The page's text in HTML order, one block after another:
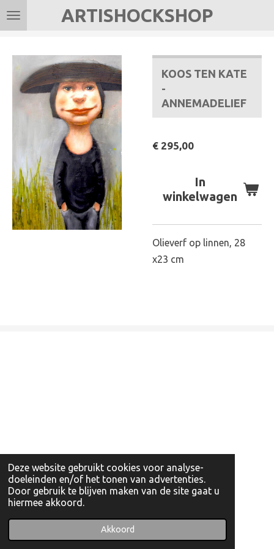
Deze website gebruikt cookies voor analyse-
doeleinden en/of het tonen van advertenties.
Door gebruik te blijven maken van de site gaat u
hiermee akkoord.
Akkoord
Ga
direct
hoofdinhoud
ARTISHOCKSHOP
KOOS TEN KATE
-
ANNEMADELIEF
€ 295,00
In
winkelwagen
Olieverf op linnen, 28
x23 cm